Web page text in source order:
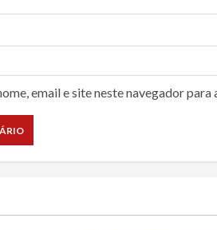
email e site neste navegador